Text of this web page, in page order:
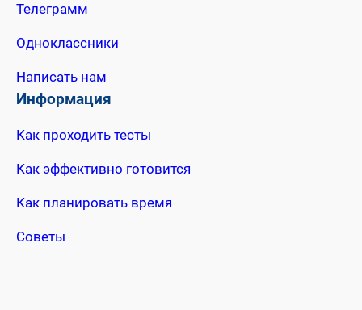
Телеграмм
Одноклассники
Написать нам
Информация
Как проходить тесты
Как эффективно готовится
Как планировать время
Советы